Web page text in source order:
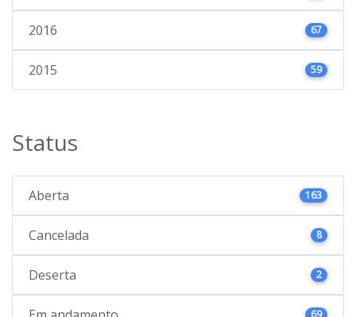
2016 67
2015 59
Status
Aberta 163
Cancelada 8
Deserta 2
69